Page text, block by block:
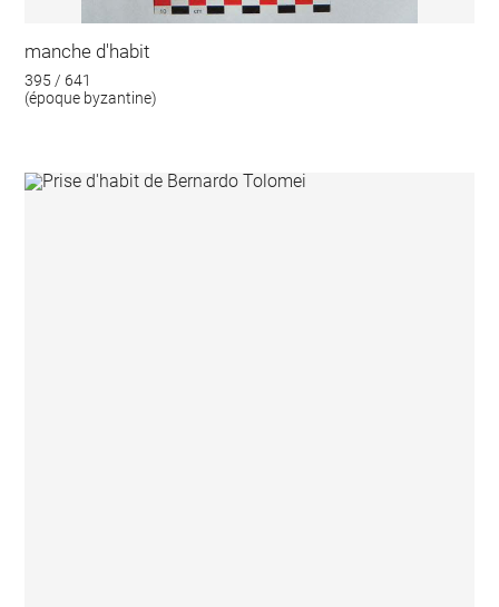
manche d'habit
395 / 641
(époque byzantine)